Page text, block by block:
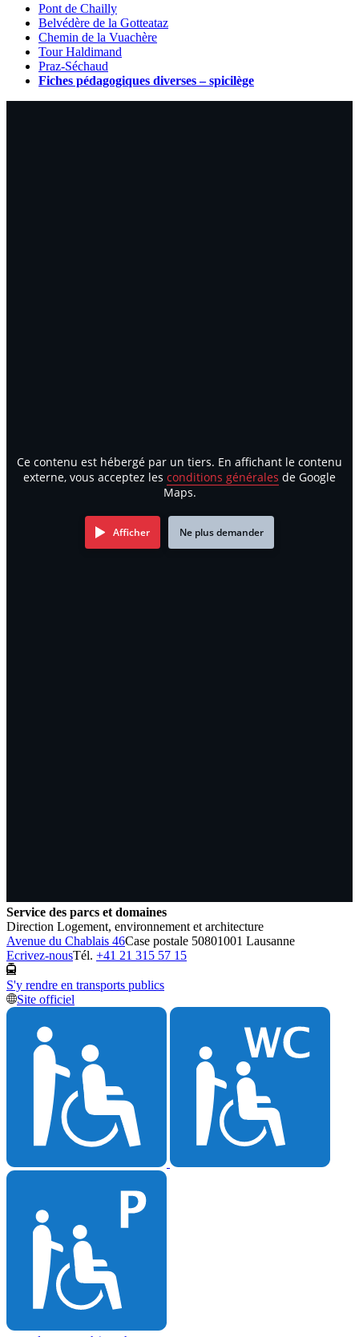
Pont de Chailly
Belvédère de la Gotteataz
Chemin de la Vuachère
Tour Haldimand
Praz-Séchaud
Fiches pédagogiques diverses – spicilège
Ce contenu est hébergé par un tiers. En affichant le contenu
externe, vous acceptez les conditions générales de Google
Maps.
Afficher Ne plus demander
Service des parcs et domaines
Direction Logement, environnement et architecture
Avenue du Chablais 46Case postale 50801001 Lausanne
Ecrivez-nousTél. +41 21 315 57 15
S'y rendre en transports publics
Site officiel